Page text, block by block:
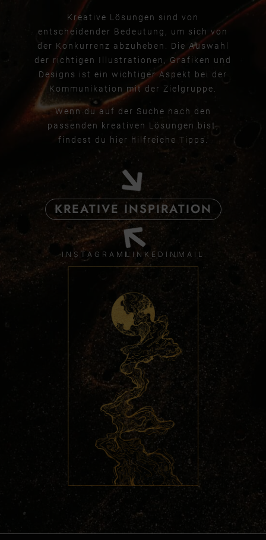
Kreative Lösungen sind von
entscheidender Bedeutung, um sich von
der Konkurrenz abzuheben. Die Auswahl
der richtigen Illustrationen, Grafiken und
Designs ist ein wichtiger Aspekt bei der
Kommunikation mit der Zielgruppe.
Wenn du auf der Suche nach den
passenden kreativen Lösungen bist,
findest du hier hilfreiche Tipps.
KREATIVE INSPIRATION
INSTAGRAM LINKEDIN MAIL